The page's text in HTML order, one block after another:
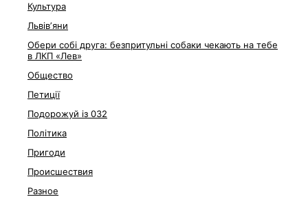
Культура
Львівʼяни
Обери собі друга: безпритульні собаки чекають на тебе
в ЛКП «Лев»
Общество
Петиції
Подорожуй із 032
Політика
Пригоди
Происшествия
Разное